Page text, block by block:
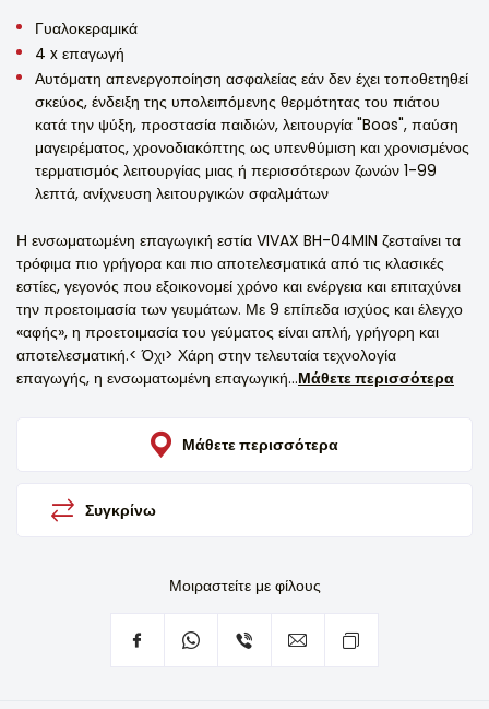
Γυαλοκεραμικά
4 x επαγωγή
Αυτόματη απενεργοποίηση ασφαλείας εάν δεν έχει τοποθετηθεί
σκεύος, ένδειξη της υπολειπόμενης θερμότητας του πιάτου
κατά την ψύξη, προστασία παιδιών, λειτουργία "Boos", παύση
μαγειρέματος, χρονοδιακόπτης ως υπενθύμιση και χρονισμένος
τερματισμός λειτουργίας μιας ή περισσότερων ζωνών 1-99
λεπτά, ανίχνευση λειτουργικών σφαλμάτων
Η ενσωματωμένη επαγωγική εστία VIVAX BH-04MIN ζεσταίνει τα
τρόφιμα πιο γρήγορα και πιο αποτελεσματικά από τις κλασικές
εστίες, γεγονός που εξοικονομεί χρόνο και ενέργεια και επιταχύνει
την προετοιμασία των γευμάτων. Με 9 επίπεδα ισχύος και έλεγχο
«αφής», η προετοιμασία του γεύματος είναι απλή, γρήγορη και
αποτελεσματική.< Όχι> Χάρη στην τελευταία τεχνολογία
επαγωγής, η ενσωματωμένη επαγωγική...Μάθετε περισσότερα
Μάθετε περισσότερα
Συγκρίνω
Μοιραστείτε με φίλους